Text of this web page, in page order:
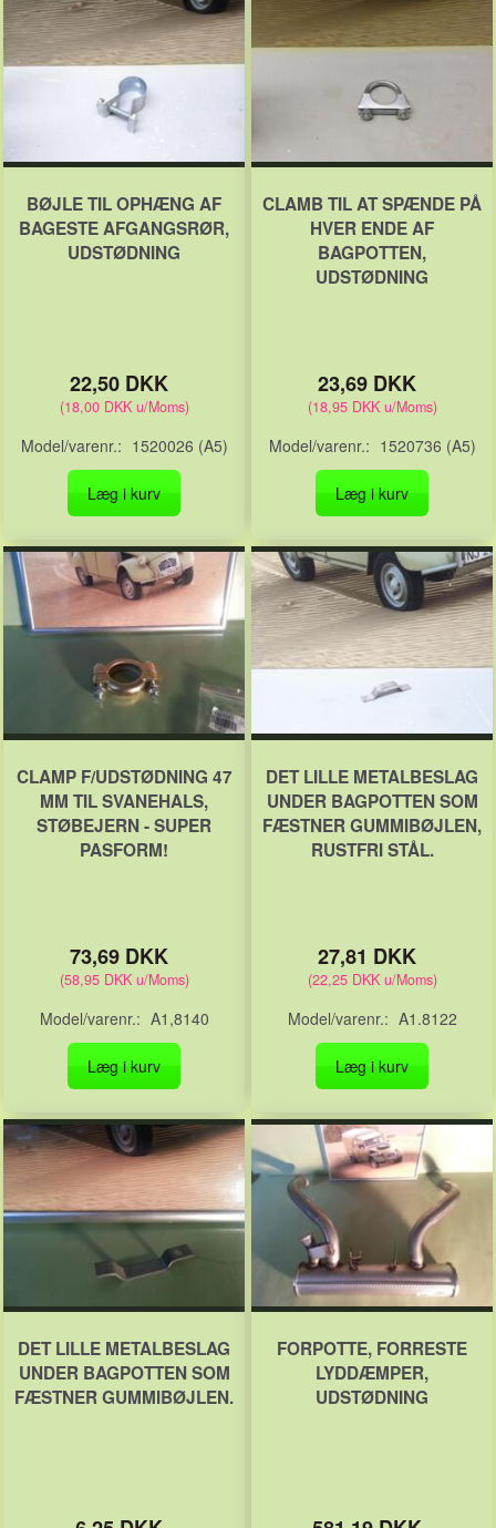
BØJLE TIL OPHÆNG AF
BAGESTE AFGANGSRØR,
UDSTØDNING
22,50 DKK
(18,00 DKKu/Moms)
Model/varenr.: 1520026 (A5)
Læg i kurv
CLAMB TIL AT SPÆNDE PÅ
HVER ENDE AF
BAGPOTTEN,
UDSTØDNING
23,69 DKK
(18,95 DKKu/Moms)
Model/varenr.: 1520736 (A5)
Læg i kurv
CLAMP F/UDSTØDNING 47
MM TIL SVANEHALS,
STØBEJERN - SUPER
PASFORM!
73,69 DKK
(58,95 DKKu/Moms)
Model/varenr.: A1,8140
Læg i kurv
DET LILLE METALBESLAG
UNDER BAGPOTTEN SOM
FÆSTNER GUMMIBØJLEN,
RUSTFRI STÅL.
27,81 DKK
(22,25 DKKu/Moms)
Model/varenr.: A1.8122
Læg i kurv
DET LILLE METALBESLAG
UNDER BAGPOTTEN SOM
FÆSTNER GUMMIBØJLEN.
FORPOTTE, FORRESTE
LYDDÆMPER,
UDSTØDNING